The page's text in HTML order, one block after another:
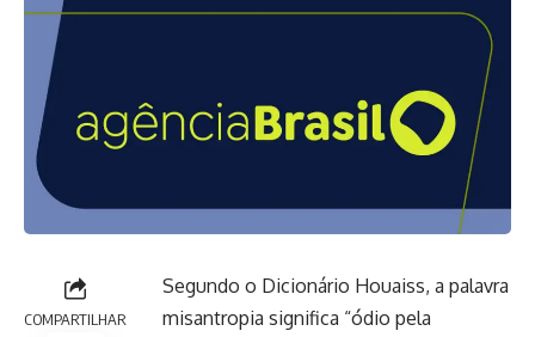
COMPARTILHAR
Segundo o Dicionário Houaiss, a palavra
misantropia significa “ódio pela